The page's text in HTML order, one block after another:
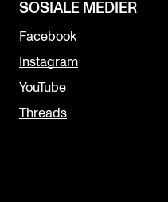
SOSIALE MEDIER
Facebook
Instagram
YouTube
Threads